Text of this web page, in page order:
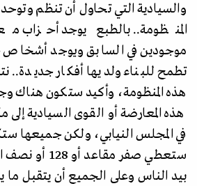
والسيادية التي تحاول أن تنظم
المنظومة.. بالطبع يوجد أحزاب
موجودين في السابق ويوجد أشخاص
تطمح للبناء ولديها أفكار جديدة..
هذه المنظومة، وأكيد ستكون هناك
هذه المعارضة أو القوى السيادية
في المجلس النيابي، ولكن جميعها
ستعطي صفر
بيد الناس وعلى الجميع أن يتقبل